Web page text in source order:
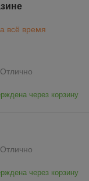
всё время
Отлично
через корзину
Отлично
через корзину